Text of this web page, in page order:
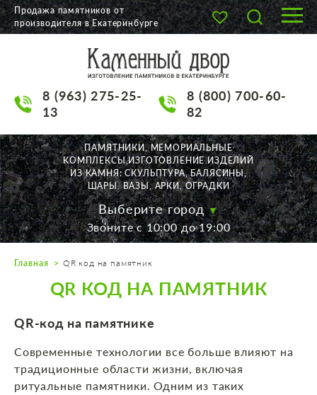
О КОМПАНИИ
НАШИ РАБОТЫ
АКЦИИ
ДОСТАВКА
КОНТАКТЫ
K2532513@yandex.ru
Пн. — Пт. с 10:00 до 19:00
Продажа памятников от
производителя в Екатеринбурге
8 (963) 275-25-
13
8 (800) 700-60-
82
ПАМЯТНИКИ, МЕМОРИАЛЬНЫЕ
КОМПЛЕКСЫ,ИЗГОТОВЛЕНИЕ ИЗДЕЛИЙ
ИЗ КАМНЯ: СКУЛЬПТУРА, БАЛЯСИНЫ,
ШАРЫ, ВАЗЫ, АРКИ, ОГРАДКИ
Выберите город
Звоните с 10:00 до 19:00
Главная QR код на памятник
QR КОД НА ПАМЯТНИК
QR-код на памятнике
Современные технологии все больше влияют на
традиционные области жизни, включая
ритуальные памятники. Одним из таких